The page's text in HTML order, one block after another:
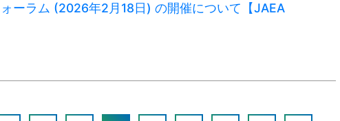
ーラム (2026年2月18日) の開催について【JAEA